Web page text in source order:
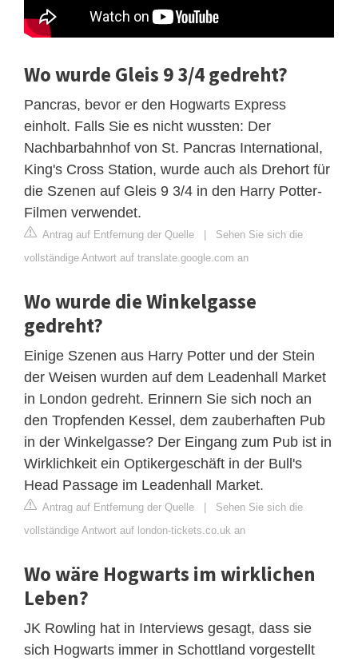
Wo wurde Gleis 9 3/4 gedreht?
Pancras, bevor er den Hogwarts Express
einholt. Falls Sie es nicht wussten: Der
Nachbarbahnhof von St. Pancras International,
King's Cross Station, wurde auch als Drehort für
die Szenen auf Gleis 9 3/4 in den Harry Potter-
Filmen verwendet.
Antrag auf Entfernung der Quelle | Sehen Sie sich die
vollständige Antwort auf translate.google.com an
Wo wurde die Winkelgasse
gedreht?
Einige Szenen aus Harry Potter und der Stein
der Weisen wurden auf dem Leadenhall Market
in London gedreht. Erinnern Sie sich noch an
den Tropfenden Kessel, dem zauberhaften Pub
in der Winkelgasse? Der Eingang zum Pub ist in
Wirklichkeit ein Optikergeschäft in der Bull's
Head Passage im Leadenhall Market.
Antrag auf Entfernung der Quelle | Sehen Sie sich die
vollständige Antwort auf london-tickets.co.uk an
Wo wäre Hogwarts im wirklichen
Leben?
JK Rowling hat in Interviews gesagt, dass sie
sich Hogwarts immer in Schottland vorgestellt